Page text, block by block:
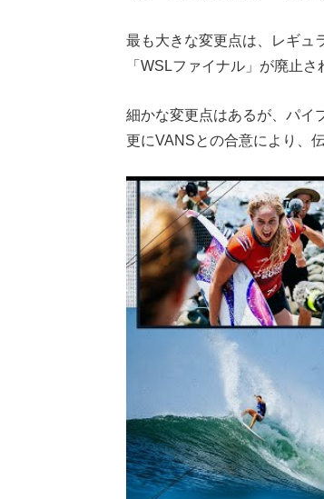
最も大きな変更点は、レギュ
「WSLファイナル」が廃止
細かな変更点はあるが、パイ
更にVANSとの合意により、